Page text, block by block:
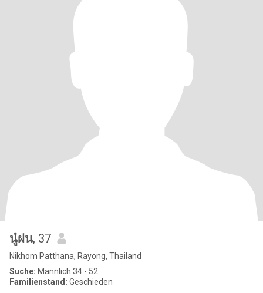
นู๋ฝน, 37
Nikhom Patthana, Rayong, Thailand
Suche: Männlich 34 - 52
Familienstand: Geschieden